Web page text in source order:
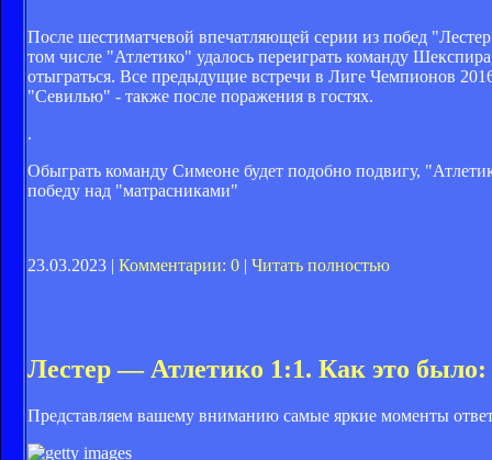
После шестиматчевой впечатляющей серии из побед
том числе "Атлетико" удалось переиграть команду
отыграться. Все предыдущие встречи в Лиге Чемпионов
"Севилью" - также после поражения в гостях.
.
Обыграть команду Симеоне будет подобно подвигу,
победу над "матрасниками"
23.03.2023 | Комментарии: 0 | Читать полностью
Лестер — Атлетико 1:1. Как это было:
Представляем вашему вниманию самые яркие моменты